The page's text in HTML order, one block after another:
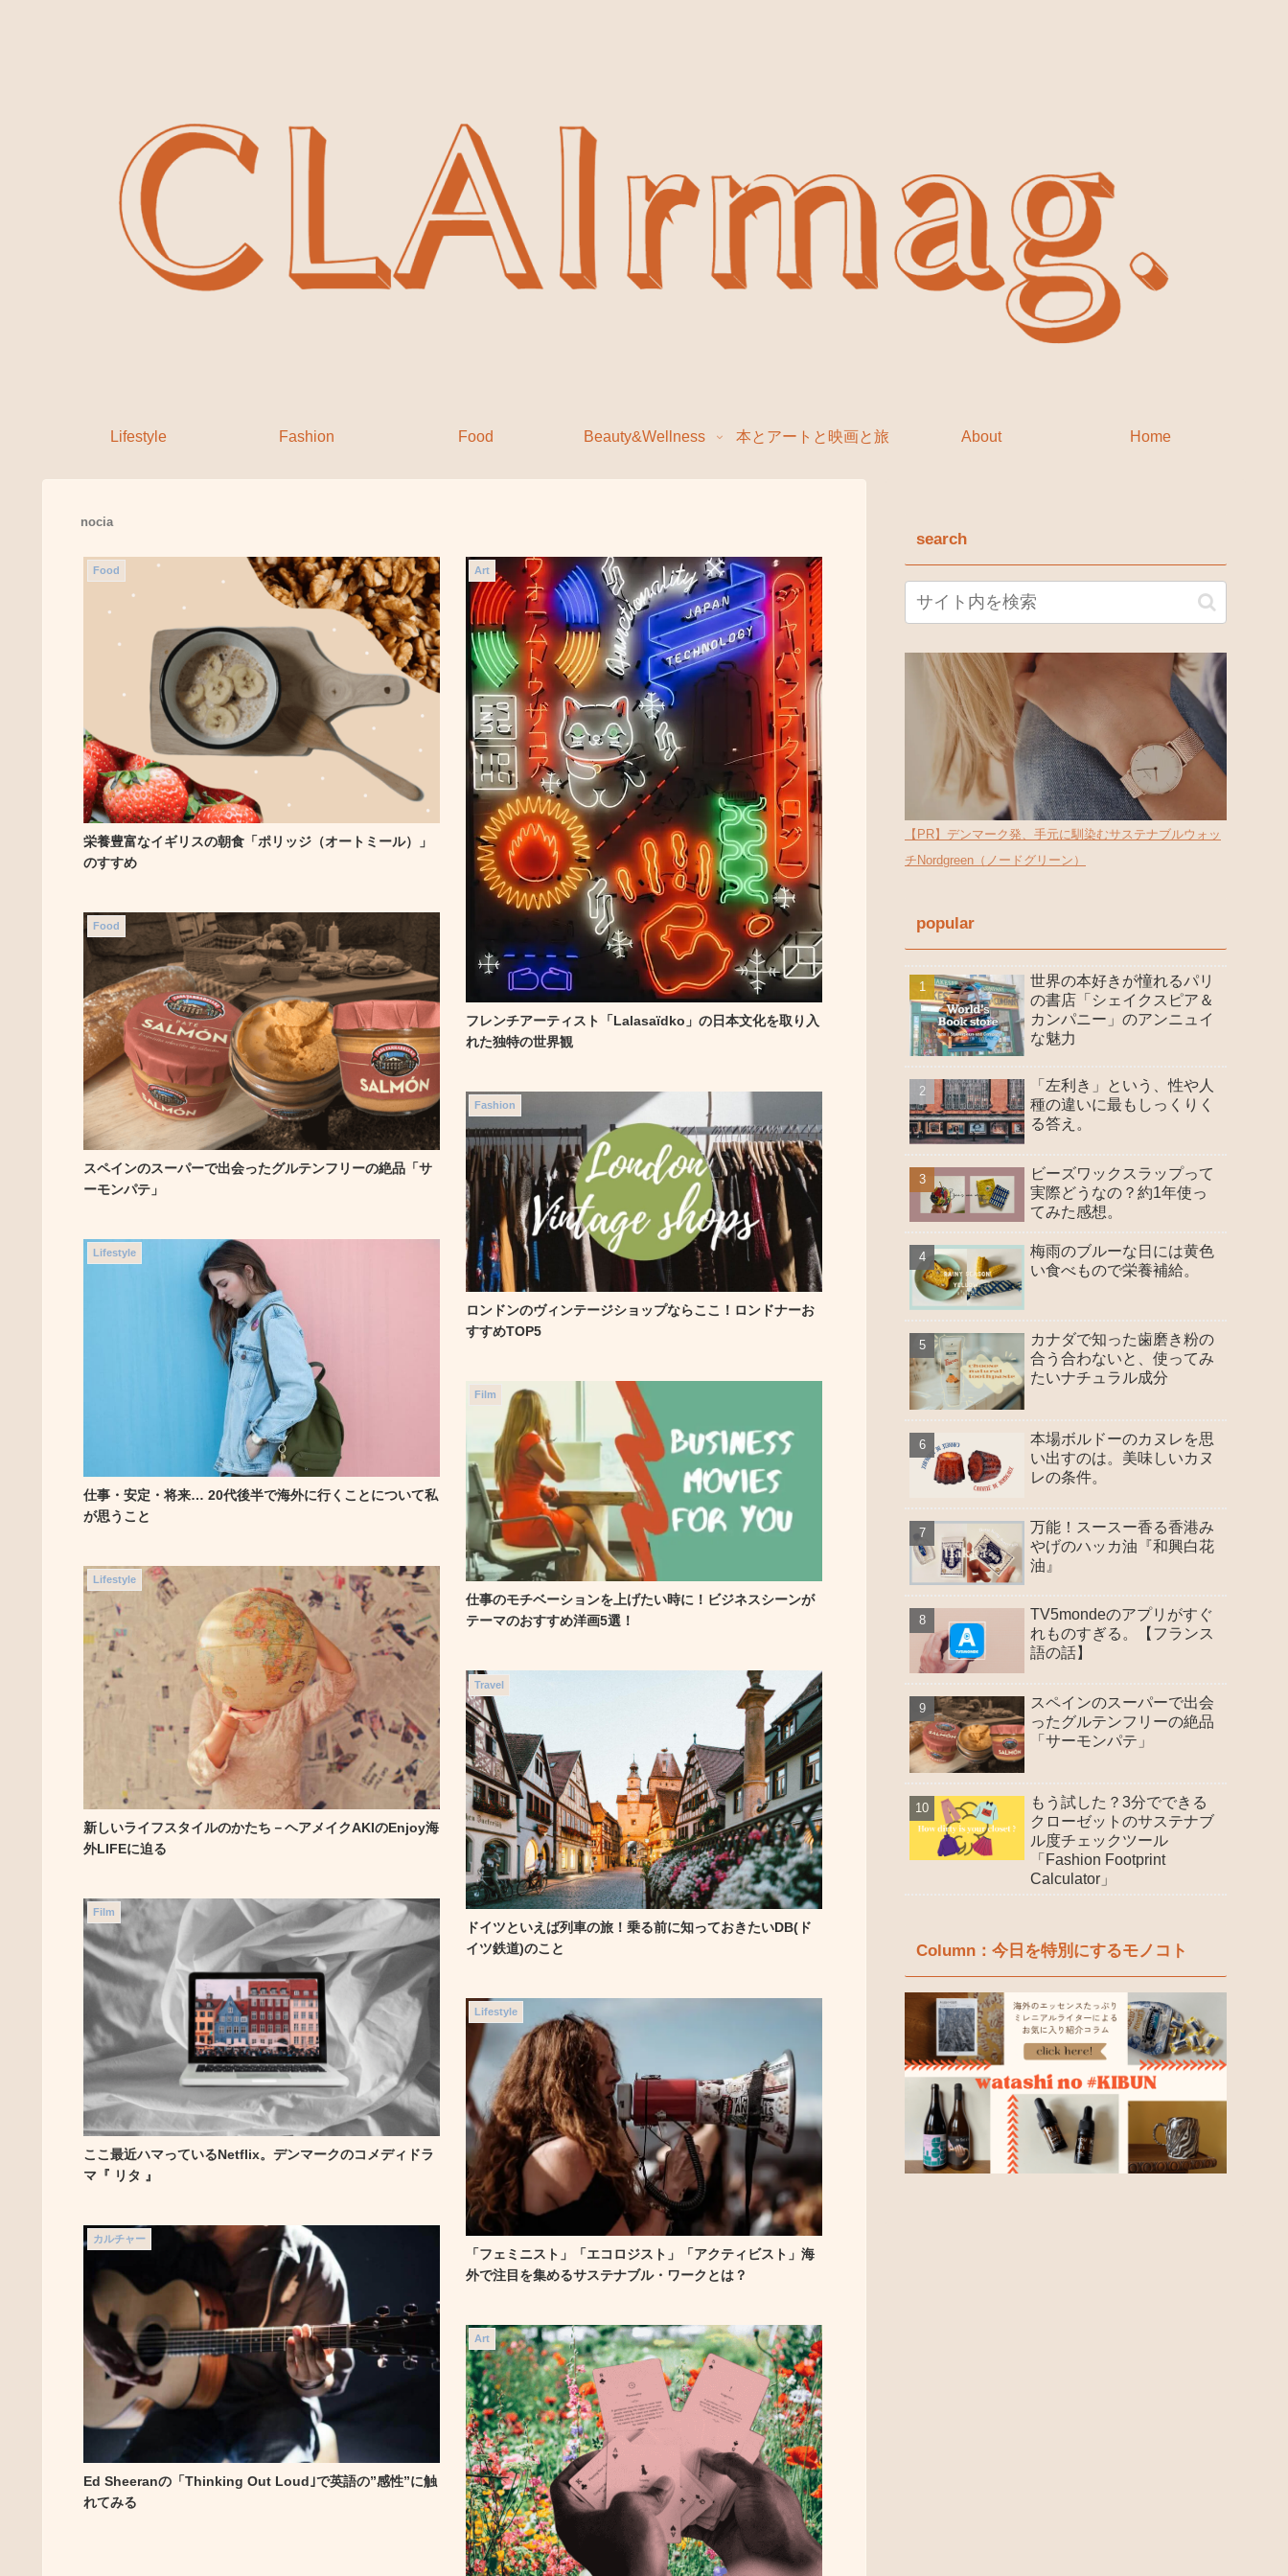
Lifestyle Fashion Food Beauty&Wellness 本とアートと映画と旅 About Home
nocia
Food
栄養豊富なイギリスの朝食「ポリッジ（オートミール）」
のすすめ
Art
フレンチアーティスト「Lalasaïdko」の日本文化を取り入
れた独特の世界観
Food
スペインのスーパーで出会ったグルテンフリーの絶品「サ
ーモンパテ」
Fashion
ロンドンのヴィンテージショップならここ！ロンドナーお
すすめTOP5
Lifestyle
仕事・安定・将来… 20代後半で海外に行くことについて私
が思うこと
Film
仕事のモチベーションを上げたい時に！ビジネスシーンが
テーマのおすすめ洋画5選！
Lifestyle
新しいライフスタイルのかたち－ヘアメイクAKIのEnjoy海
外LIFEに迫る
Travel
ドイツといえば列車の旅！乗る前に知っておきたいDB(ド
イツ鉄道)のこと
Film
ここ最近ハマっているNetflix。デンマークのコメディドラ
マ『 リタ 』
Lifestyle
「フェミニスト」「エコロジスト」「アクティビスト」海
外で注目を集めるサステナブル・ワークとは？
カルチャー
Ed Sheeranの「Thinking Out Loud｣で英語の”感性”に触
れてみる
Art
search
【PR】デンマーク発、手元に馴染むサステナブルウォッ
チNordgreen（ノードグリーン）
popular
世界の本好きが憧れるパリ
の書店「シェイクスピア＆
カンパニー」のアンニュイ
な魅力
「左利き」という、性や人
種の違いに最もしっくりく
る答え。
ビーズワックスラップって
実際どうなの？約1年使っ
てみた感想。
梅雨のブルーな日には黄色
い食べもので栄養補給。
カナダで知った歯磨き粉の
合う合わないと、使ってみ
たいナチュラル成分
本場ボルドーのカヌレを思
い出すのは。美味しいカヌ
レの条件。
万能！スースー香る香港み
やげのハッカ油『和興白花
油』
TV5mondeのアプリがすぐ
れものすぎる。【フランス
語の話】
スペインのスーパーで出会
ったグルテンフリーの絶品
「サーモンパテ」
もう試した？3分でできる
クローゼットのサステナブ
ル度チェックツール
「Fashion Footprint
Calculator」
Column：今日を特別にするモノコト